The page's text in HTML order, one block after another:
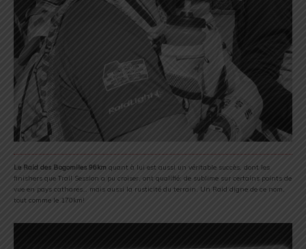
Le Raid des Bogomiles 96km quant à lui est aussi un véritable succès, dont les
finishers que Trail Session a pu croiser, ont qualifié: de sublime sur certains points de
vue en pays cathares… mais aussi la rusticité du terrain. Un Raid digne de ce nom,
tout comme le 170km!